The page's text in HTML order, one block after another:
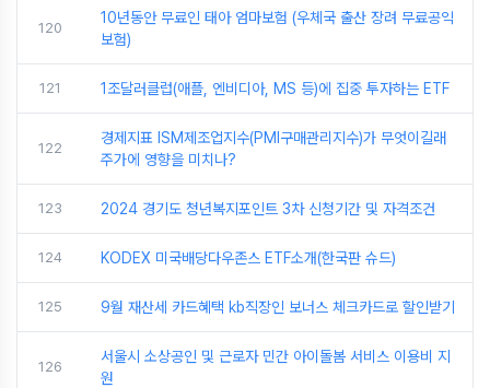
120
10년동안 무료인 태아 엄마보험 (우체국 출산 장려 무료공익
보험)
121 1조달러클럽(애플, 엔비디아, MS 등)에 집중 투자하는 ETF
122
경제지표 ISM제조업지수(PMI구매관리지수)가 무엇이길래
주가에 영향을 미치나?
123 2024 경기도 청년복지포인트 3차 신청기간 및 자격조건
124 KODEX 미국배당다우존스 ETF소개(한국판 슈드)
125 9월 재산세 카드혜택 kb직장인 보너스 체크카드로 할인받기
126
서울시 소상공인 및 근로자 민간 아이돌봄 서비스 이용비 지
원